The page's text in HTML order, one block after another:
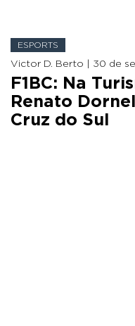
ESPORTS
Victor D. Berto | 30 de
F1BC: Na
Renato
Cruz do Sul